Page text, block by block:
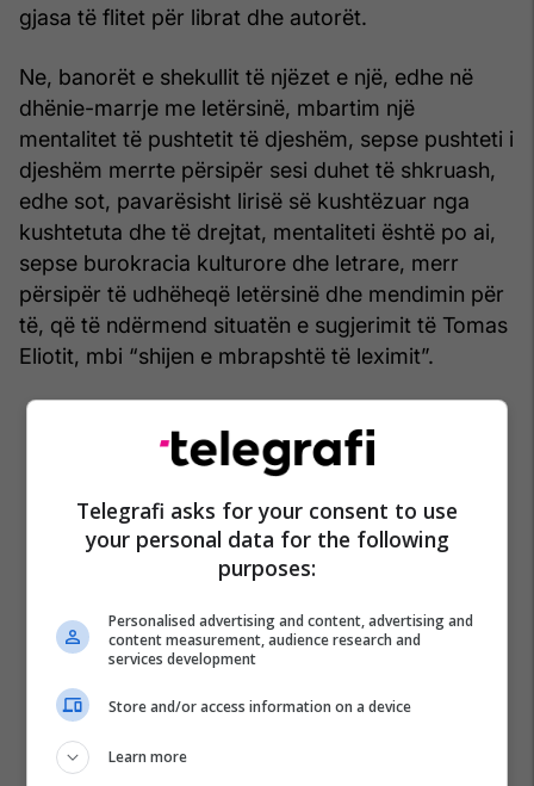
gjasa të flitet për librat dhe autorët.
Ne, banorët e shekullit të njëzet e një, edhe në
dhënie-marrje me letërsinë, mbartim një
mentalitet të pushtetit të djeshëm, sepse pushteti i
djeshëm merrte përsipër sesi duhet të shkruash,
edhe sot, pavarësisht lirisë së kushtëzuar nga
kushtetuta dhe të drejtat, mentaliteti është po ai,
sepse burokracia kulturore dhe letrare, merr
përsipër të udhëheqë letërsinë dhe mendimin për
të, që të ndërmend situatën e sugjerimit të Tomas
Eliotit, mbi “shijen e mbrapshtë të leximit”.
Telegrafi asks for your consent to use
your personal data for the following
purposes:
Personalised advertising and content, advertising and
content measurement, audience research and
services development
Store and/or access information on a device
Learn more